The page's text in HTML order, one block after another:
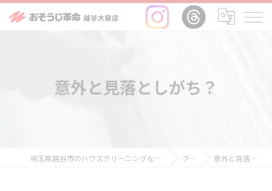
意外と見落としがち？
埼玉県越谷市のハウスクリーニングならおそうじ革命越谷大袋店 ブログ 意外と見落としがち？